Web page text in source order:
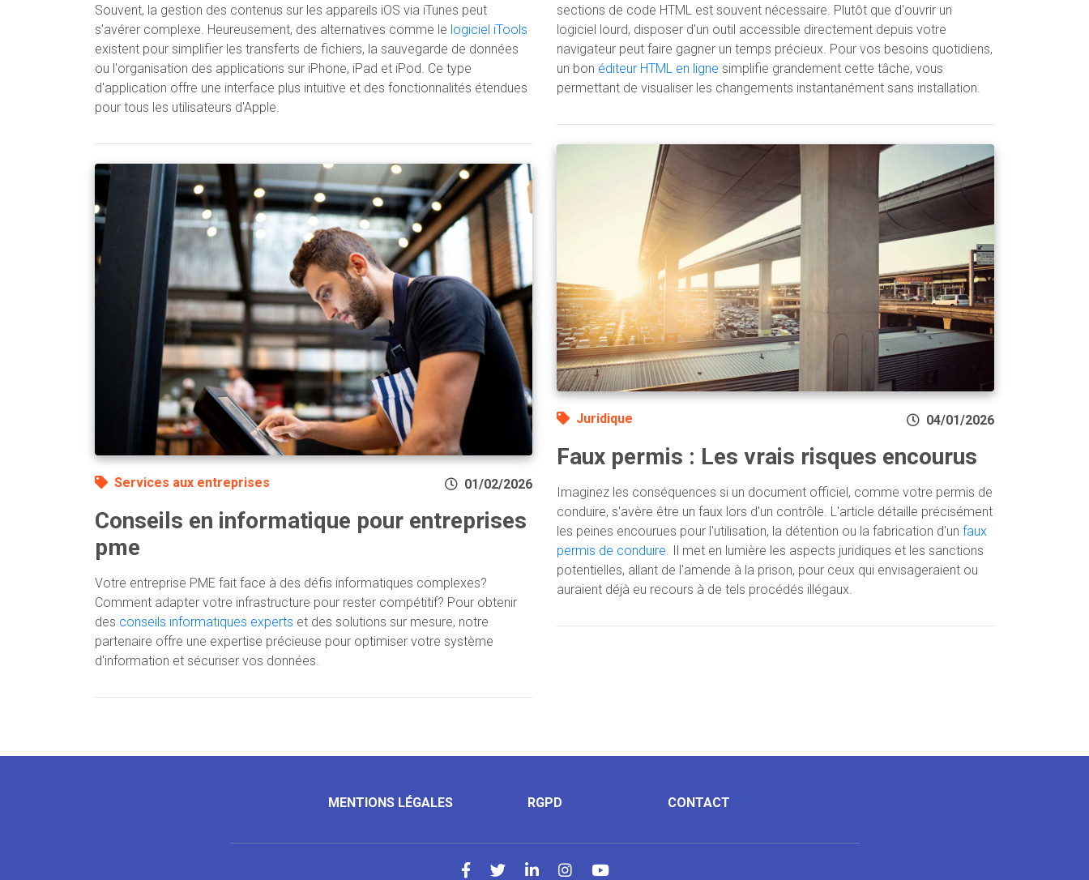
Souvent, la gestion des contenus sur les appareils iOS via iTunes peut
s'avérer complexe. Heureusement, des alternatives comme le logiciel iTools
existent pour simplifier les transferts de fichiers, la sauvegarde de données
ou l'organisation des applications sur iPhone, iPad et iPod. Ce type
d'application offre une interface plus intuitive et des fonctionnalités étendues
pour tous les utilisateurs d'Apple.
Services aux entreprises 01/02/2026
Conseils en informatique pour entreprises
pme
Votre entreprise PME fait face à des défis informatiques complexes?
Comment adapter votre infrastructure pour rester compétitif? Pour obtenir
des conseils informatiques experts et des solutions sur mesure, notre
partenaire offre une expertise précieuse pour optimiser votre système
d'information et sécuriser vos données.
sections de code HTML est souvent nécessaire. Plutôt que d'ouvrir un
logiciel lourd, disposer d'un outil accessible directement depuis votre
navigateur peut faire gagner un temps précieux. Pour vos besoins quotidiens,
un bon éditeur HTML en ligne simplifie grandement cette tâche, vous
permettant de visualiser les changements instantanément sans installation.
Juridique 04/01/2026
Faux permis : Les vrais risques encourus
Imaginez les conséquences si un document officiel, comme votre permis de
conduire, s'avère être un faux lors d'un contrôle. L'article détaille précisément
les peines encourues pour l'utilisation, la détention ou la fabrication d'un faux
permis de conduire. Il met en lumière les aspects juridiques et les sanctions
potentielles, allant de l'amende à la prison, pour ceux qui envisageraient ou
auraient déjà eu recours à de tels procédés illégaux.
MENTIONS LÉGALES RGPD CONTACT